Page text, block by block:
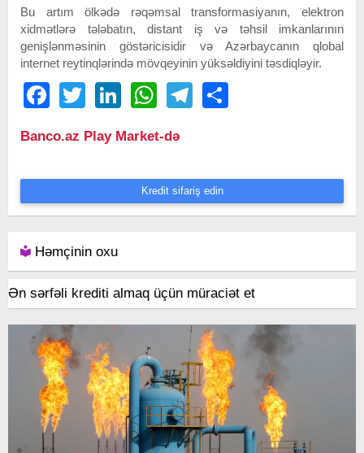
Bu artım ölkədə rəqəmsal transformasiyanın, elektron
xidmətlərə tələbatın, distant iş və təhsil imkanlarının
genişlənməsinin göstəricisidir və Azərbaycanın qlobal
internet reytinqlərində mövqeyinin yüksəldiyini təsdiqləyir.
FacebookTwitter LinkedIn WhatsAppTelegram
Banco.az Play Market-də
Kredit sifariş edin
Həmçinin oxu
Ən sərfəli krediti almaq üçün müraciət et